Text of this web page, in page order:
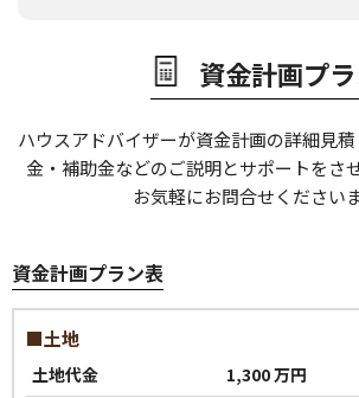
資金計画プ
ハウスアドバイザーが資金計画の詳細見
金・補助金などのご説明とサポートをさ
お気軽にお問合せください
資金計画プラン表
■土地
土地代金
1,300 万円